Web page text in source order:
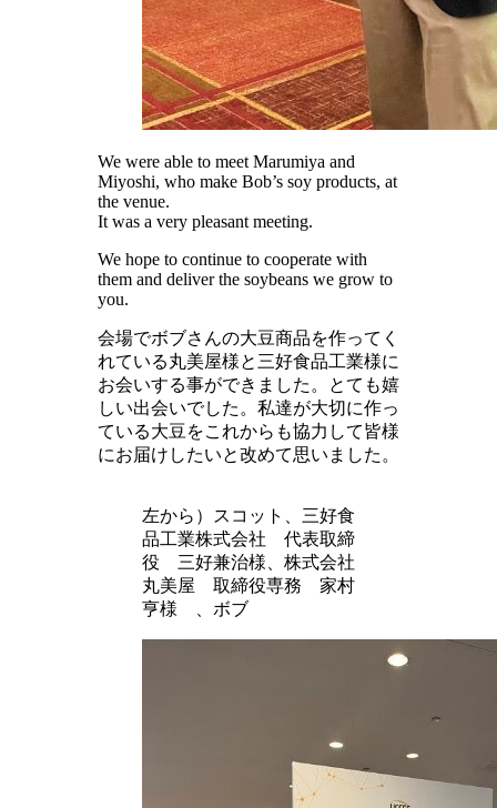
We were able to meet Marumiya and
Miyoshi, who make Bob’s soy products, at
the venue.
It was a very pleasant meeting.
We hope to continue to cooperate with
them and deliver the soybeans we grow to
you.
会場でボブさんの大豆商品を作ってく
れている丸美屋様と三好食品工業様に
お会いする事ができました。とても嬉
しい出会いでした。私達が大切に作っ
ている大豆をこれからも協力して皆様
にお届けしたいと改めて思いました。
左から）スコット、三好食
品工業株式会社 代表取締
役 三好兼治様、株式会社
丸美屋 取締役専務 家村
亨様 、ボブ